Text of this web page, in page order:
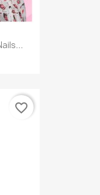
favorite_border